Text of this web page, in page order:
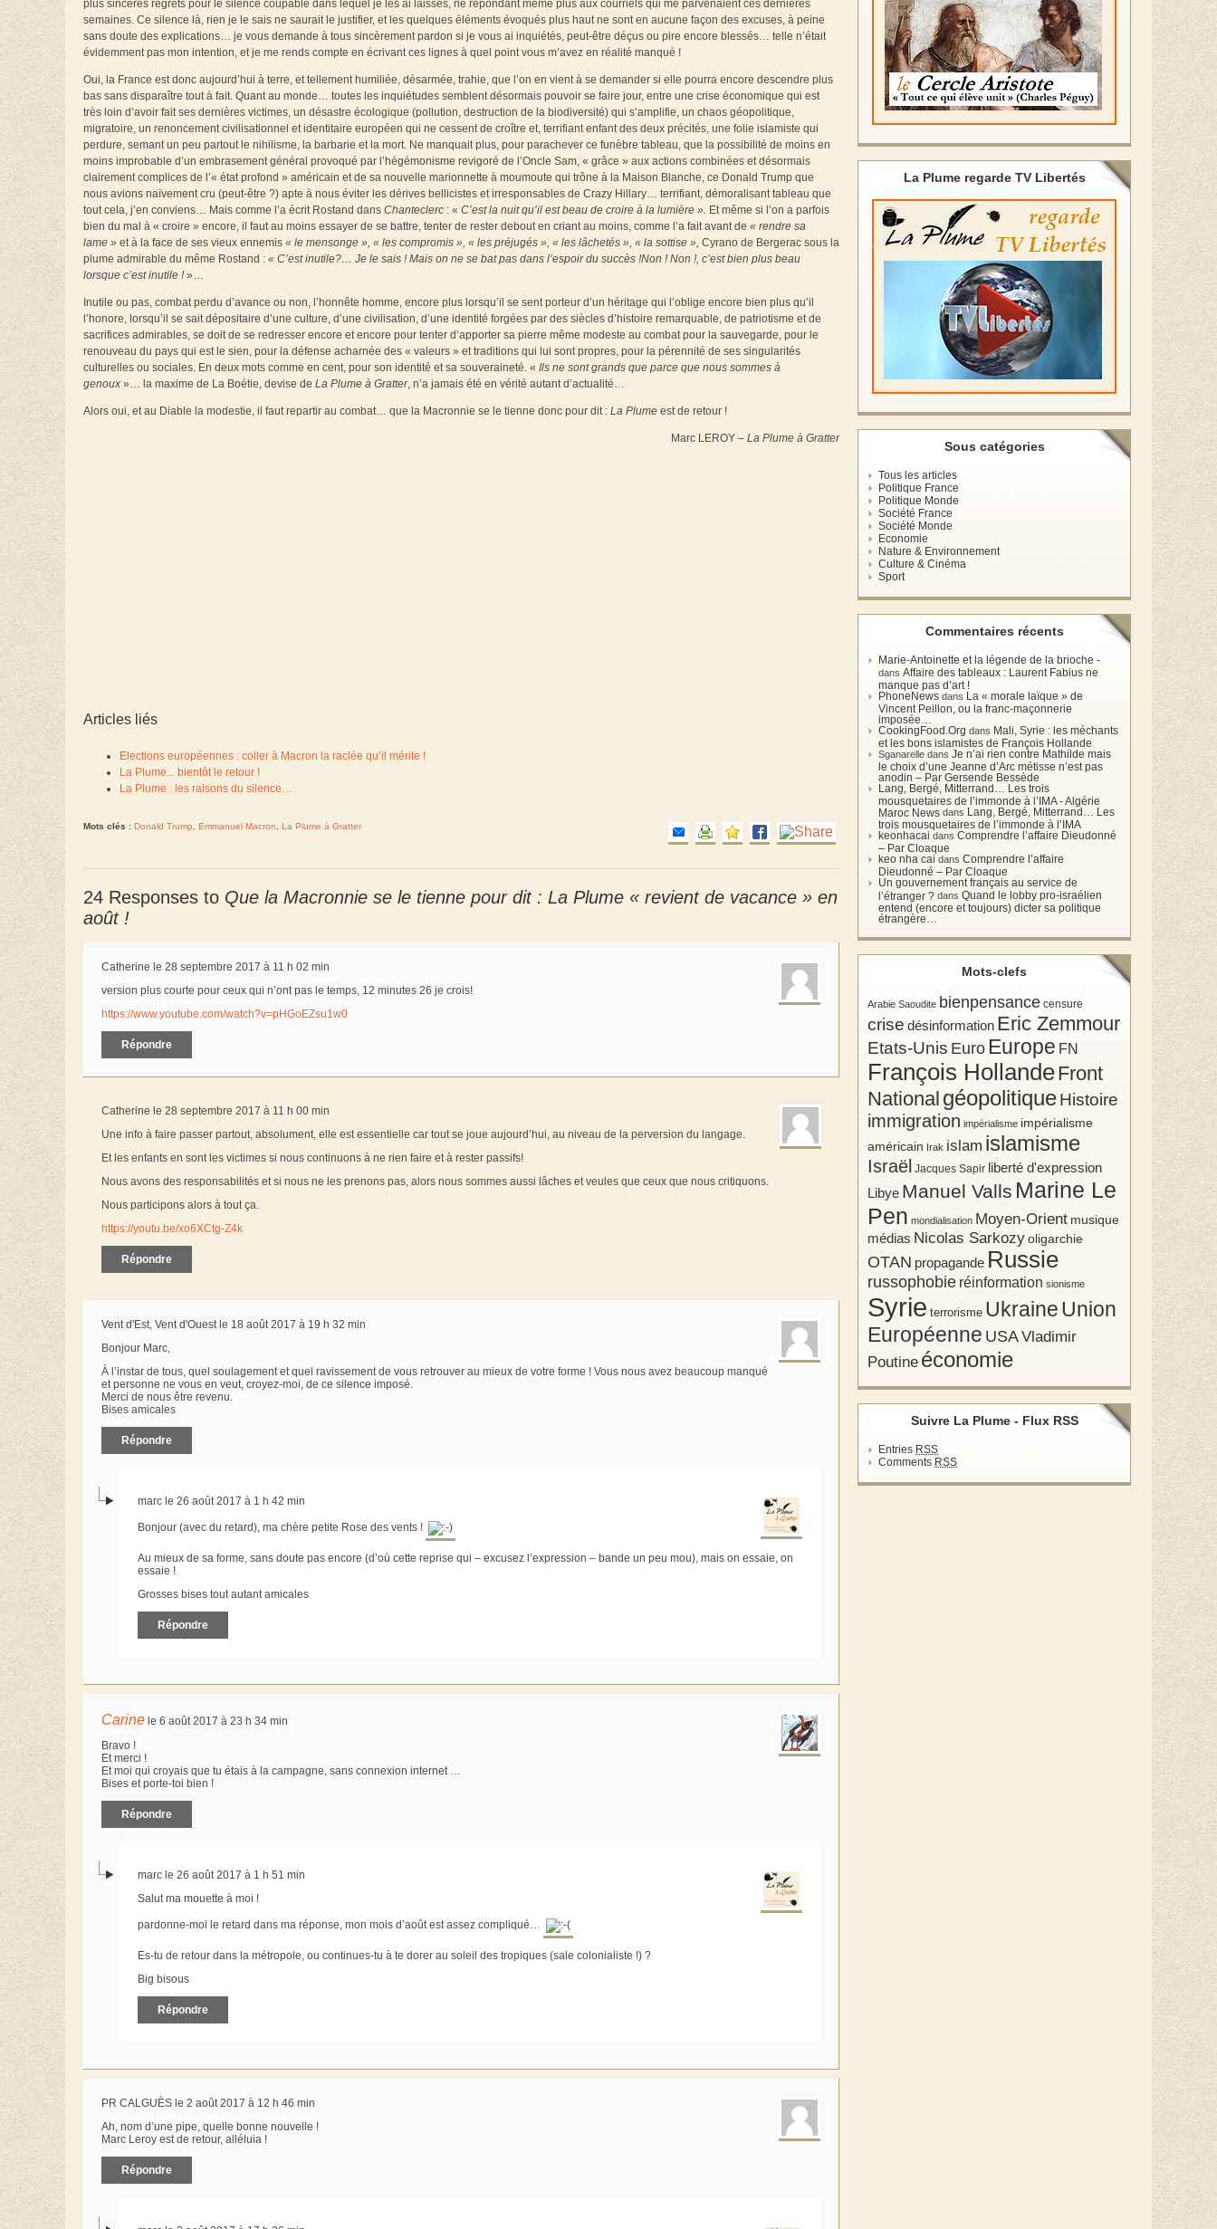
plus sincères regrets pour le silence coupable dans lequel je les ai laissés, ne répondant même plus aux courriels qui me parvenaient ces dernières
semaines. Ce silence là, rien je le sais ne saurait le justifier, et les quelques éléments évoqués plus haut ne sont en aucune façon des excuses, à peine
sans doute des explications… je vous demande à tous sincèrement pardon si je vous ai inquiétés, peut-être déçus ou pire encore blessés… telle n’était
évidemment pas mon intention, et je me rends compte en écrivant ces lignes à quel point vous m’avez en réalité manqué !
Oui, la France est donc aujourd’hui à terre, et tellement humiliée, désarmée, trahie, que l’on en vient à se demander si elle pourra encore descendre plus
bas sans disparaître tout à fait. Quant au monde… toutes les inquiétudes semblent désormais pouvoir se faire jour, entre une crise économique qui est
très loin d’avoir fait ses dernières victimes, un désastre écologique (pollution, destruction de la biodiversité) qui s’amplifie, un chaos géopolitique,
migratoire, un renoncement civilisationnel et identitaire européen qui ne cessent de croître et, terrifiant enfant des deux précités, une folie islamiste qui
perdure, semant un peu partout le nihilisme, la barbarie et la mort. Ne manquait plus, pour parachever ce funèbre tableau, que la possibilité de moins en
moins improbable d’un embrasement général provoqué par l’hégémonisme revigoré de l’Oncle Sam, « grâce » aux actions combinées et désormais
clairement complices de l’« état profond » américain et de sa nouvelle marionnette à moumoute qui trône à la Maison Blanche, ce Donald Trump que
nous avions naïvement cru (peut-être ?) apte à nous éviter les dérives bellicistes et irresponsables de Crazy Hillary… terrifiant, démoralisant tableau que
tout cela, j’en conviens… Mais comme l’a écrit Rostand dans Chanteclerc : « C’est la nuit qu’il est beau de croire à la lumière ». Et même si l’on a parfois
bien du mal à « croire » encore, il faut au moins essayer de se battre, tenter de rester debout en criant au moins, comme l’a fait avant de « rendre sa
lame » et à la face de ses vieux ennemis « le mensonge », « les compromis », « les préjugés », « les lâchetés », « la sottise », Cyrano de Bergerac sous la
plume admirable du même Rostand : « C’est inutile?… Je le sais ! Mais on ne se bat pas dans l’espoir du succès !Non ! Non !, c’est bien plus beau
lorsque c’est inutile ! »…
Inutile ou pas, combat perdu d’avance ou non, l’honnête homme, encore plus lorsqu’il se sent porteur d’un héritage qui l’oblige encore bien plus qu’il
l’honore, lorsqu’il se sait dépositaire d’une culture, d’une civilisation, d’une identité forgées par des siècles d’histoire remarquable, de patriotisme et de
sacrifices admirables, se doit de se redresser encore et encore pour tenter d’apporter sa pierre même modeste au combat pour la sauvegarde, pour le
renouveau du pays qui est le sien, pour la défense acharnée des « valeurs » et traditions qui lui sont propres, pour la pérennité de ses singularités
culturelles ou sociales. En deux mots comme en cent, pour son identité et sa souveraineté. « Ils ne sont grands que parce que nous sommes à
genoux »… la maxime de La Boétie, devise de La Plume à Gratter, n’a jamais été en vérité autant d’actualité…
Alors oui, et au Diable la modestie, il faut repartir au combat… que la Macronnie se le tienne donc pour dit : La Plume est de retour !
Marc LEROY – La Plume à Gratter
Articles liés
Elections européennes : coller à Macron la raclée qu’il mérite !
La Plume... bientôt le retour !
La Plume : les raisons du silence…
Mots clés : Donald Trump Emmanuel Macron La Plume à Gratter
24 Responses to Que la Macronnie se le tienne pour dit : La Plume « revient de vacance » en
août !
Catherine le 28 septembre 2017 à 11 h 02 min
version plus courte pour ceux qui n’ont pas le temps, 12 minutes 26 je crois!
https://www.youtube.com/watch?v=pHGoEZsu1w0
Répondre
Catherine le 28 septembre 2017 à 11 h 00 min
Une info à faire passer partout, absolument, elle est essentielle car tout se joue aujourd’hui, au niveau de la perversion du langage.
Et les enfants en sont les victimes si nous continuons à ne rien faire et à rester passifs!
Nous avons des responsabilités et si nous ne les prenons pas, alors nous sommes aussi lâches et veules que ceux que nous critiquons.
Nous participons alors à tout ça.
https://youtu.be/xo6XCtg-Z4k
Répondre
Vent d'Est, Vent d'Ouest le 18 août 2017 à 19 h 32 min
Bonjour Marc,
À l’instar de tous, quel soulagement et quel ravissement de vous retrouver au mieux de votre forme ! Vous nous avez beaucoup manqué
et personne ne vous en veut, croyez-moi, de ce silence imposé.
Merci de nous être revenu.
Bises amicales
Répondre
marc le 26 août 2017 à 1 h 42 min
Bonjour (avec du retard), ma chère petite Rose des vents !
Au mieux de sa forme, sans doute pas encore (d’où cette reprise qui – excusez l’expression – bande un peu mou), mais on essaie, on
essaie !
Grosses bises tout autant amicales
Répondre
Carine le 6 août 2017 à 23 h 34 min
Bravo !
Et merci !
Et moi qui croyais que tu étais à la campagne, sans connexion internet …
Bises et porte-toi bien !
Répondre
marc le 26 août 2017 à 1 h 51 min
Salut ma mouette à moi !
pardonne-moi le retard dans ma réponse, mon mois d’août est assez compliqué…
Es-tu de retour dans la métropole, ou continues-tu à te dorer au soleil des tropiques (sale colonialiste !) ?
Big bisous
Répondre
PR CALGUÈS le 2 août 2017 à 12 h 46 min
Ah, nom d’une pipe, quelle bonne nouvelle !
Marc Leroy est de retour, alléluia !
Répondre
La Plume regarde TV Libertés
Sous catégories
Tous les articles
Politique France
Politique Monde
Société France
Société Monde
Economie
Nature & Environnement
Culture & Cinéma
Sport
Commentaires récents
Marie-Antoinette et la légende de la brioche -
dans Affaire des tableaux : Laurent Fabius ne
manque pas d’art !
PhoneNews dans La « morale laïque » de
Vincent Peillon, ou la franc-maçonnerie
imposée…
CookingFood.Org dans Mali, Syrie : les méchants
et les bons islamistes de François Hollande
Sganarelle dans Je n’ai rien contre Mathilde mais
le choix d’une Jeanne d’Arc métisse n’est pas
anodin – Par Gersende Bessède
Lang, Bergé, Mitterrand… Les trois
mousquetaires de l’immonde à l’IMA - Algérie
Maroc News dans Lang, Bergé, Mitterrand… Les
trois mousquetaires de l’immonde à l’IMA
keonhacai dans Comprendre l’affaire Dieudonné
– Par Cloaque
keo nha cai dans Comprendre l’affaire
Dieudonné – Par Cloaque
Un gouvernement français au service de
l’étranger ? dans Quand le lobby pro-israélien
entend (encore et toujours) dicter sa politique
étrangère…
Mots-clefs
Arabie Saoudite bienpensance censure
crise désinformation Eric Zemmour
Etats-Unis Euro Europe FN
François HollandeFront
National géopolitiqueHistoire
immigration impérialisme impérialisme
américain Irak islam islamisme
Israël Jacques Sapir liberté d'expression
Libye Manuel Valls Marine Le
Pen mondialisation Moyen-Orient musique
médias Nicolas Sarkozyoligarchie
OTAN propagande Russie
russophobie réinformation sionisme
Syrie terrorisme Ukraine Union
Européenne USAVladimir
Poutine économie
Suivre La Plume - Flux RSS
Entries RSS
Comments RSS